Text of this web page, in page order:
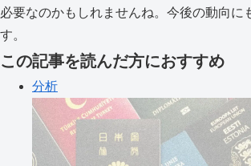
必要なのかもしれませんね。今後の動向に
す。
この記事を読んだ方におすすめ
分析